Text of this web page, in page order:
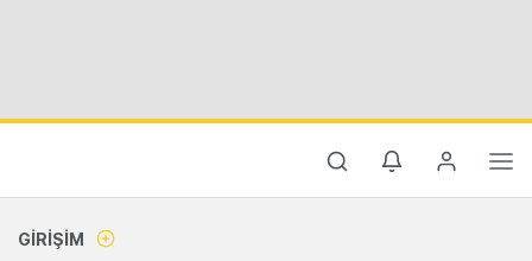
GIRIŞIM